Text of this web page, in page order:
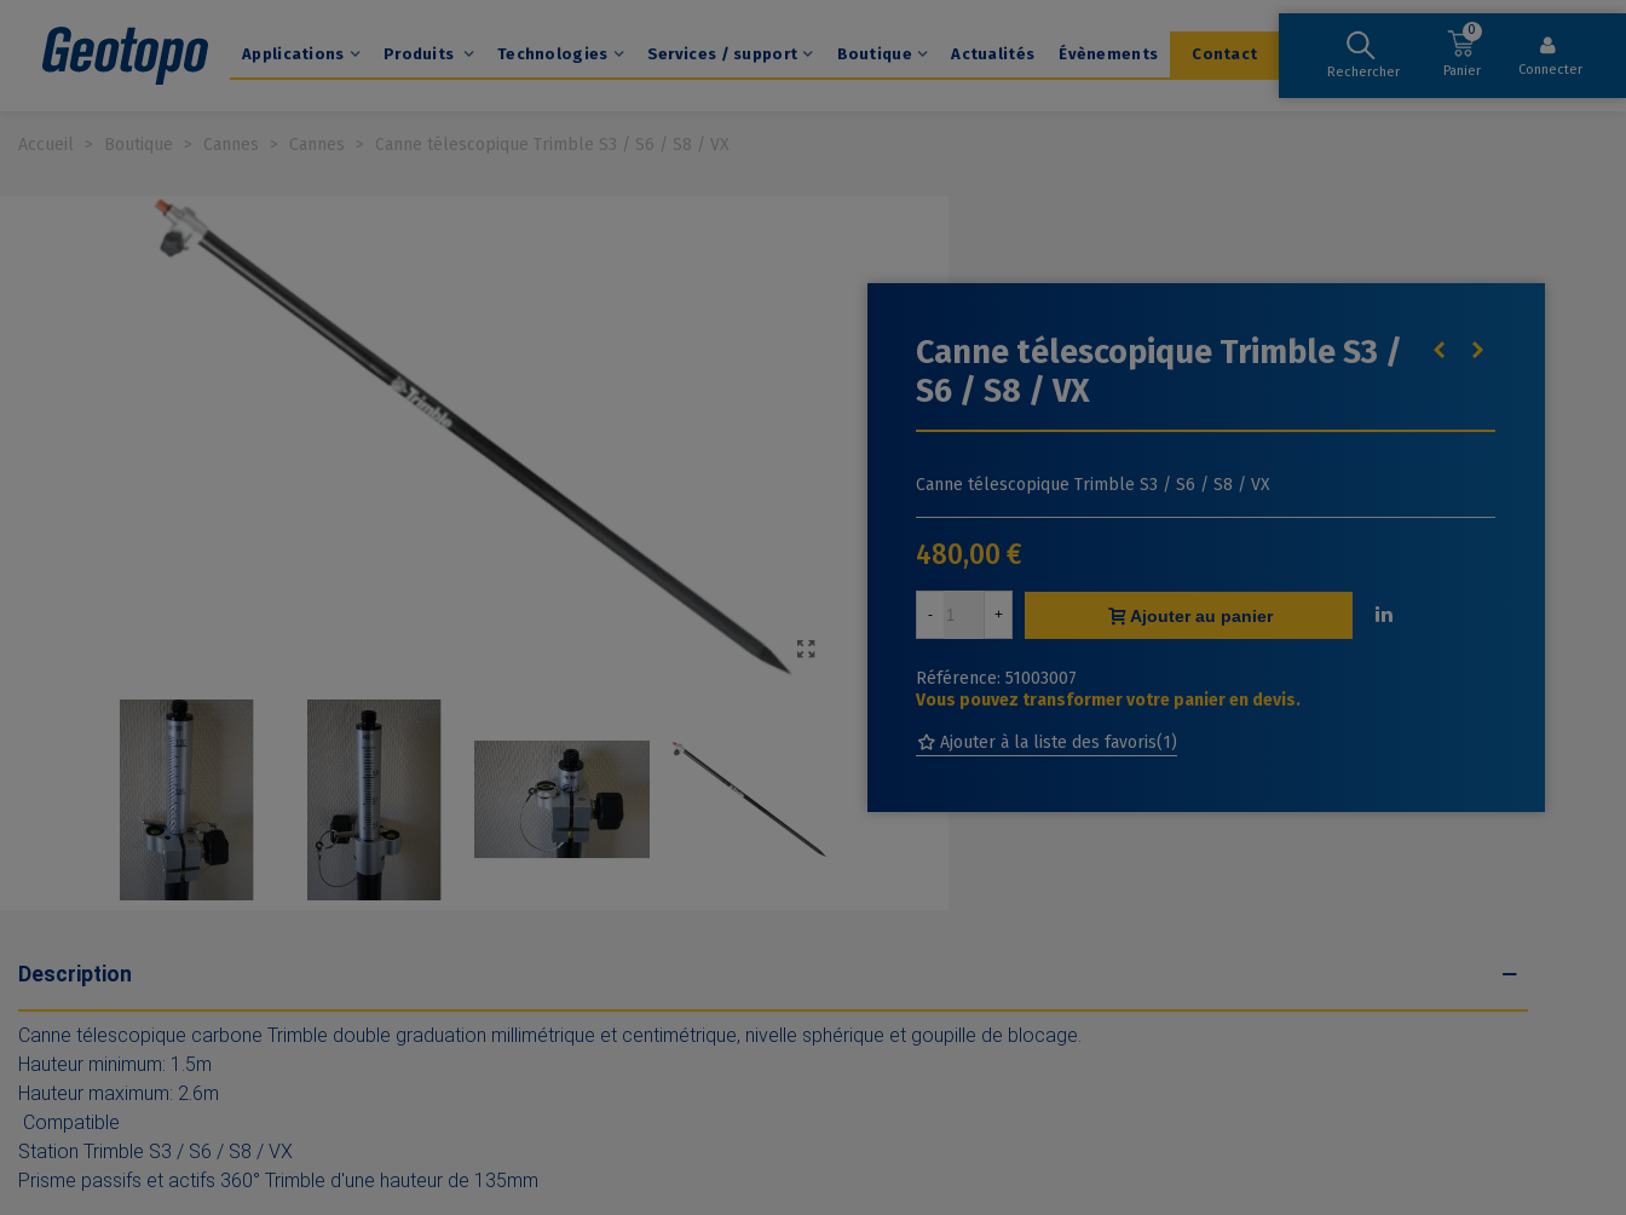
Applications Produits Technologies Services / support Boutique Actualités Évènements Contact
Rechercher Panier
0
Connecter
Accueil > Boutique > Cannes > Cannes > Canne télescopique Trimble S3 / S6 / S8 / VX
Canne télescopique Trimble S3 /
S6 / S8 / VX
Canne télescopique Trimble S3 / S6 / S8 / VX
480,00 €
- + Ajouter au panier
Référence: 51003007
Vous pouvez transformer votre panier en devis.
Ajouter à la liste des favoris(1)
Description
Canne télescopique carbone Trimble double graduation millimétrique et centimétrique, nivelle sphérique et goupille de blocage.
Hauteur minimum: 1.5m
Hauteur maximum: 2.6m
Compatible
Station Trimble S3 / S6 / S8 / VX
Prisme passifs et actifs 360° Trimble d'une hauteur de 135mm